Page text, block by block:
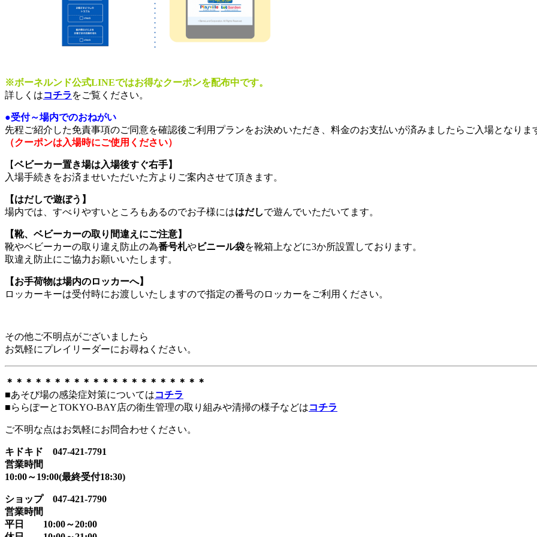
※ボーネルンド公式LINEではお得なクーポンを配布中です。
詳しくはコチラ をご覧ください。
●受付～場内でのおねがい
先程ご紹介した免責事項のご同意を確認後ご利用プランをお決めいただき、料金のお支払いが済みましたらご入場となりま
（クーポンは入場時にご使用ください）
【ベビーカー置き場は入場後すぐ右手】
入場手続きをお済ませいただいた方よりご案内させて頂きます。
【はだしで遊ぼう】
場内では、すべりやすいところもあるのでお子様にははだしで遊んでいただいてます。
【靴、ベビーカーの取り間違えにご注意】
靴やベビーカーの取り違え防止の為番号札やビニール袋を靴箱上などに3か所設置しております。
取違え防止にご協力お願いいたします。
【お手荷物は場内のロッカーへ】
ロッカーキーは受付時にお渡しいたしますので指定の番号のロッカーをご利用ください。
その他ご不明点がございましたら
お気軽にプレイリーダーにお尋ねください。
＊＊＊＊＊＊＊＊＊＊＊＊＊＊＊＊＊＊＊＊＊
■あそび場の感染症対策についてはコチラ
■ららぽーとTOKYO-BAY店の衛生管理の取り組みや清掃の様子などはコチラ
ご不明な点はお気軽にお問合わせください。
キドキド 047-421-7791
営業時間
10:00～19:00(最終受付18:30)
ショップ 047-421-7790
営業時間
平日 10:00～20:00